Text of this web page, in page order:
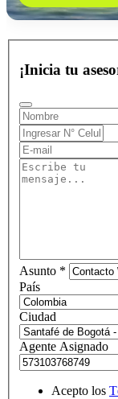
¡Inicia tu
Asunto *
País
Ciudad
Agente Asignado
Acepto los